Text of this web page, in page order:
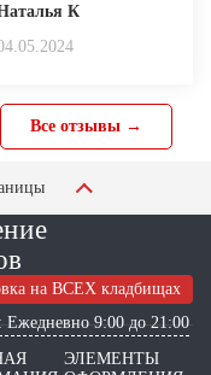
К
Все отзывы →
на ВСЕХ кладбищах
Ежедневно 9:00 до 21:00
ЭЛЕМЕНТЫ